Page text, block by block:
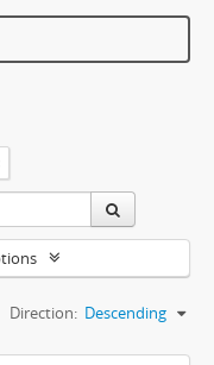
Direction: Descending